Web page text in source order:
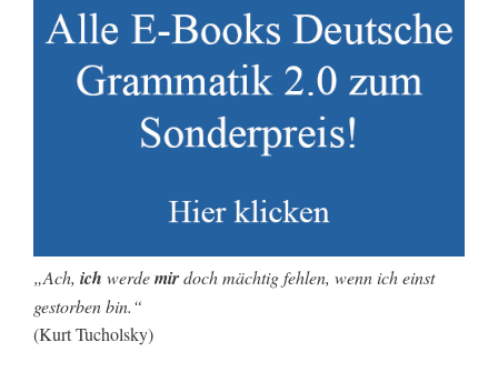
„Ach, ich werdemirdoch mächtig fehlen, wenn ich einst
gestorben bin.“
(Kurt Tucholsky)